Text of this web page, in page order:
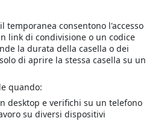
temporanea consentono l'accesso
link di condivisione o un codice
la durata della casella o dei
di aprire la stessa casella su un
quando:
desktop e verifichi su un telefono
su diversi dispositivi